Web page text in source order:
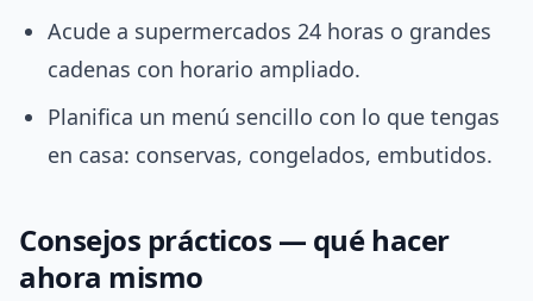
Acude a supermercados 24 horas o grandes
cadenas con horario ampliado.
Planifica un menú sencillo con lo que tengas
en casa: conservas, congelados, embutidos.
Consejos prácticos — qué hacer
ahora mismo